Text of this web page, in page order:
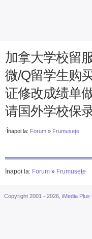
加拿大学校留
微/Q留学生购
证修改成绩单
请国外学校保
Înapoi la: Forum » Frumuseţe
Înapoi la: Forum » Frumuseţe
Copyright 2001 - 2026, iMedia Plus